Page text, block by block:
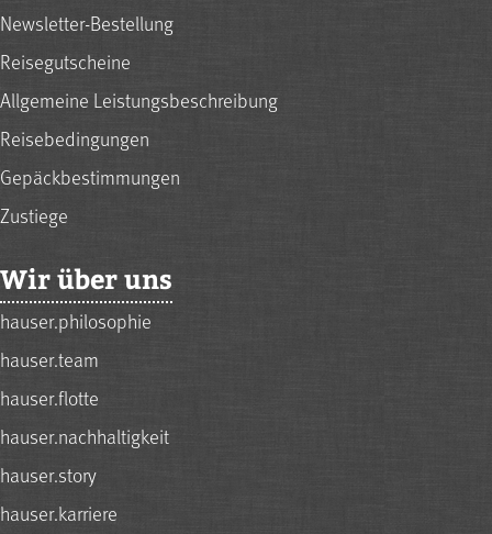
Newsletter-Bestellung
Reisegutscheine
Allgemeine Leistungsbeschreibung
Reisebedingungen
Gepäckbestimmungen
Zustiege
Wir über uns
hauser.philosophie
hauser.team
hauser.flotte
hauser.nachhaltigkeit
hauser.story
hauser.karriere